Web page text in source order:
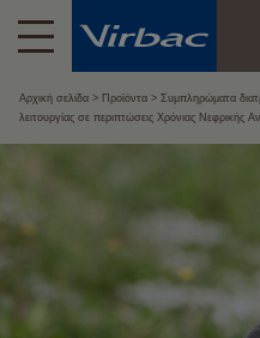
Αρχική σελίδα Προϊόντα Συμπληρώματα
λειτουργίας σε περιπτώσεις Χρόνιας Νεφρικής